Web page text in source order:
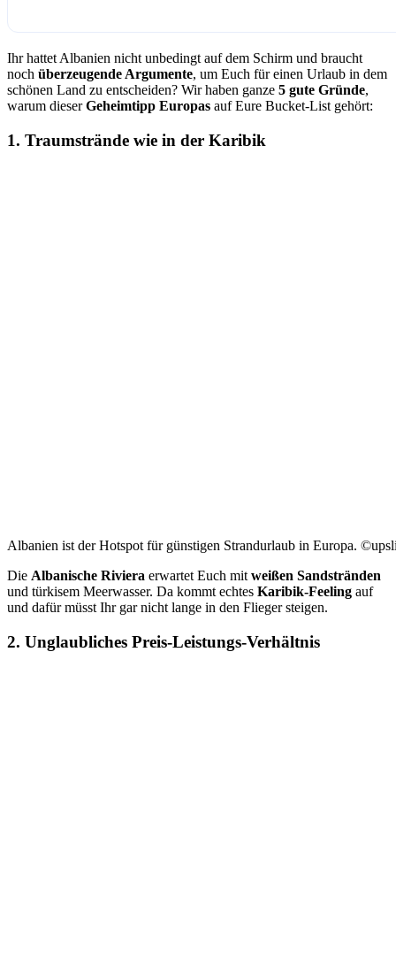
Ihr hattet Albanien nicht unbedingt auf dem Schirm und braucht
noch überzeugende Argumente, um Euch für einen Urlaub in dem
schönen Land zu entscheiden? Wir haben ganze 5 gute Gründe,
warum dieserGeheimtipp Europas auf Eure Bucket-List gehört:
1. Traumstrände wie in der Karibik
Albanien ist der Hotspot für günstigen Strandurlaub in Europa.
Die Albanische Riviera erwartet Euch mit weißen Sandstränden
und türkisem Meerwasser. Da kommt echtes Karibik-Feeling auf
und dafür müsst Ihr gar nicht lange in den Flieger steigen.
2. Unglaubliches Preis-Leistungs-Verhältnis